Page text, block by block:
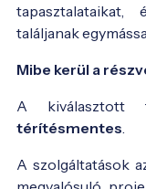
tapasztalataikat,
találjanak
Mibe kerül a
A kiválasztott
térítésmentes
A szolgáltatások